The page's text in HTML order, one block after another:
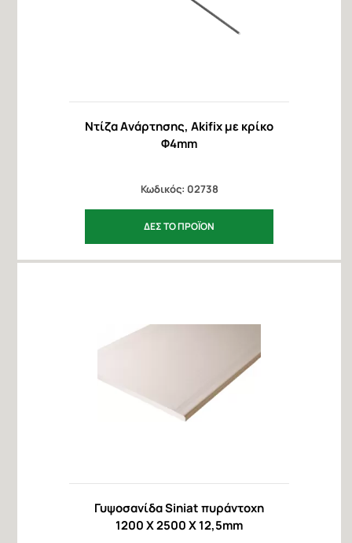
Ντίζα Aνάρτησης, Akifix με κρίκο
Φ4mm
Κωδικός: 02738
ΔΕΣ ΤΟ ΠΡΟΪΟΝ
Γυψοσανίδα Siniat πυράντοχη
1200 X 2500 X 12,5mm